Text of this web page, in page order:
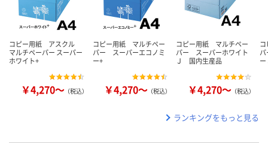
コピー用紙 アスクル
マルチペーパー スーパー
ホワイト+
￥4,270～ （税込）
コピー用紙 マルチペー
パー スーパーエコノミ
ー+
￥4,270～ （税込）
コピー用紙 マルチペー
パー スーパーホワイト
Ｊ 国内生産品
￥4,270～ （税込）
ランキングをもっと見る